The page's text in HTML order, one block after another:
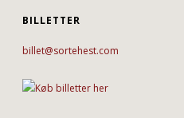
BILLETTER
billet@sortehest.com